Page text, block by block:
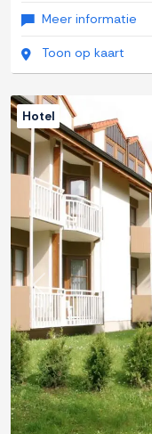
Meer informatie
Toon op kaart
Previous
Hotel